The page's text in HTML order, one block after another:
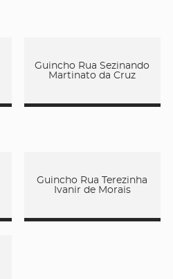
Guincho Rua Sezinando
Martinato da Cruz
Guincho Rua Terezinha
Ivanir de Morais